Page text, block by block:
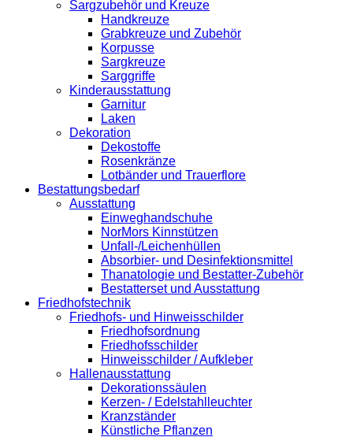
Sargzubehör und Kreuze
Handkreuze
Grabkreuze und Zubehör
Korpusse
Sargkreuze
Sarggriffe
Kinderausstattung
Garnitur
Laken
Dekoration
Dekostoffe
Rosenkränze
Lotbänder und Trauerflore
Bestattungsbedarf
Ausstattung
Einweghandschuhe
NorMors Kinnstützen
Unfall-/Leichenhüllen
Absorbier- und Desinfektionsmittel
Thanatologie und Bestatter-Zubehör
Bestatterset und Ausstattung
Friedhofstechnik
Friedhofs- und Hinweisschilder
Friedhofsordnung
Friedhofsschilder
Hinweisschilder / Aufkleber
Hallenausstattung
Dekorationssäulen
Kerzen- / Edelstahlleuchter
Kranzständer
Künstliche Pflanzen